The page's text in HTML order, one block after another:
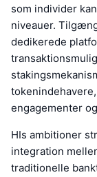
som individer
niveauer.
dedikerede
engagementer
HIs ambitioner
integration
traditionelle